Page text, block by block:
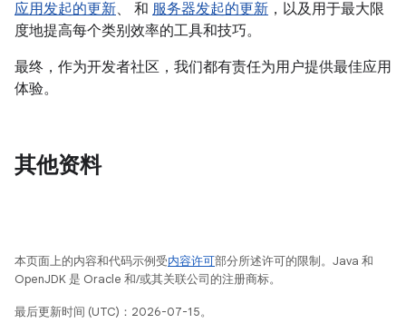
应用发起的更新、 和 服务器发起的更新 ，以及用于最大限
度地提高每个类别效率的工具和技巧。
最终，作为开发者社区，我们都有责任为用户提供最佳应用
体验。
其他资料
本页面上的内容和代码示例受内容许可部分所述许可的限制。Java 和
OpenJDK 是 Oracle 和/或其关联公司的注册商标。
最后更新时间 (UTC)：2026-07-15。